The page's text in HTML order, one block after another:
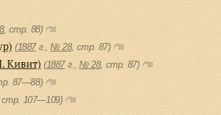
, cтр. 88)
(1887г.,№ 28, cтр. 87)
Кивит) (1887г.,№ 28, cтр. 87)
87—88)
107—109)